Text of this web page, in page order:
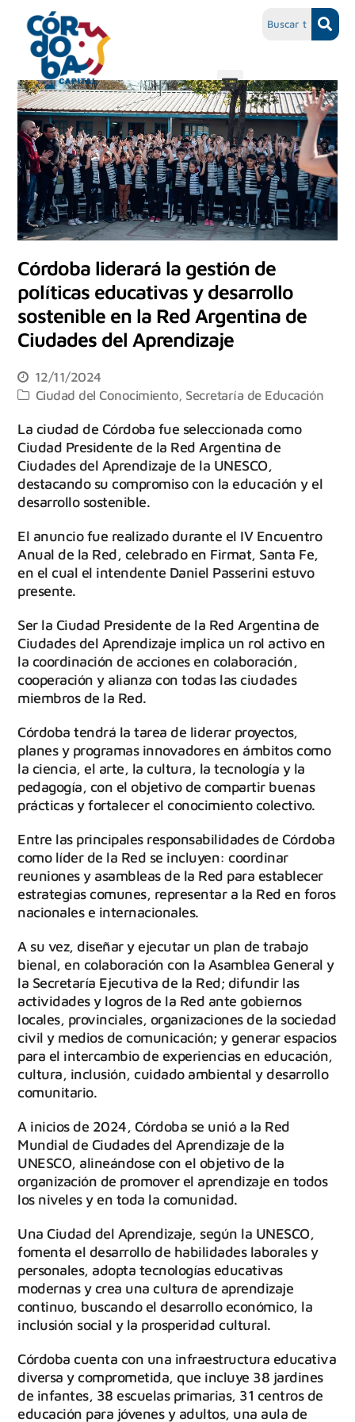
Córdoba liderará la gestión de
políticas educativas y desarrollo
sostenible en la Red Argentina de
Ciudades del Aprendizaje
12/11/2024
Ciudad del Conocimiento Secretaría de Educación
La ciudad de Córdoba fue seleccionada como
Ciudad Presidente de la Red Argentina de
Ciudades del Aprendizaje de la UNESCO,
destacando su compromiso con la educación y el
desarrollo sostenible.
El anuncio fue realizado durante el IV Encuentro
Anual de la Red, celebrado en Firmat, Santa Fe,
en el cual el intendente Daniel Passerini estuvo
presente.
Ser la Ciudad Presidente de la Red Argentina de
Ciudades del Aprendizaje implica un rol activo en
la coordinación de acciones en colaboración,
cooperación y alianza con todas las ciudades
miembros de la Red.
Córdoba tendrá la tarea de liderar proyectos,
planes y programas innovadores en ámbitos como
la ciencia, el arte, la cultura, la tecnología y la
pedagogía, con el objetivo de compartir buenas
prácticas y fortalecer el conocimiento colectivo.
Entre las principales responsabilidades de Córdoba
como líder de la Red se incluyen: coordinar
reuniones y asambleas de la Red para establecer
estrategias comunes, representar a la Red en foros
nacionales e internacionales.
A su vez, diseñar y ejecutar un plan de trabajo
bienal, en colaboración con la Asamblea General y
la Secretaría Ejecutiva de la Red; difundir las
actividades y logros de la Red ante gobiernos
locales, provinciales, organizaciones de la sociedad
civil y medios de comunicación; y generar espacios
para el intercambio de experiencias en educación,
cultura, inclusión, cuidado ambiental y desarrollo
comunitario.
A inicios de 2024, Córdoba se unió a la Red
Mundial de Ciudades del Aprendizaje de la
UNESCO, alineándose con el objetivo de la
organización de promover el aprendizaje en todos
los niveles y en toda la comunidad.
Una Ciudad del Aprendizaje, según la UNESCO,
fomenta el desarrollo de habilidades laborales y
personales, adopta tecnologías educativas
modernas y crea una cultura de aprendizaje
continuo, buscando el desarrollo económico, la
inclusión social y la prosperidad cultural.
Córdoba cuenta con una infraestructura educativa
diversa y comprometida, que incluye 38 jardines
de infantes, 38 escuelas primarias, 31 centros de
educación para jóvenes y adultos, una aula de